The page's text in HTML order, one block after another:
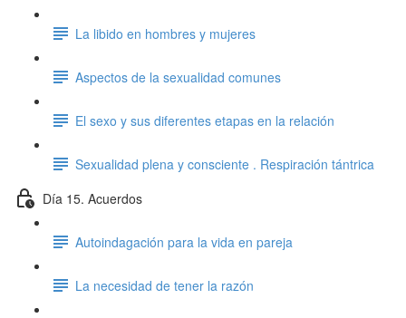
La libido en hombres y mujeres
Aspectos de la sexualidad comunes
El sexo y sus diferentes etapas en la relación
Sexualidad plena y consciente . Respiración tántrica
Día 15. Acuerdos
Autoindagación para la vida en pareja
La necesidad de tener la razón